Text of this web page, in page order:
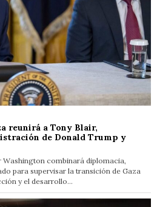
reunirá a Tony Blair,
de Donald Trump y
combinará diplomacia,
para supervisar la transición de Gaza
y el desarrollo…